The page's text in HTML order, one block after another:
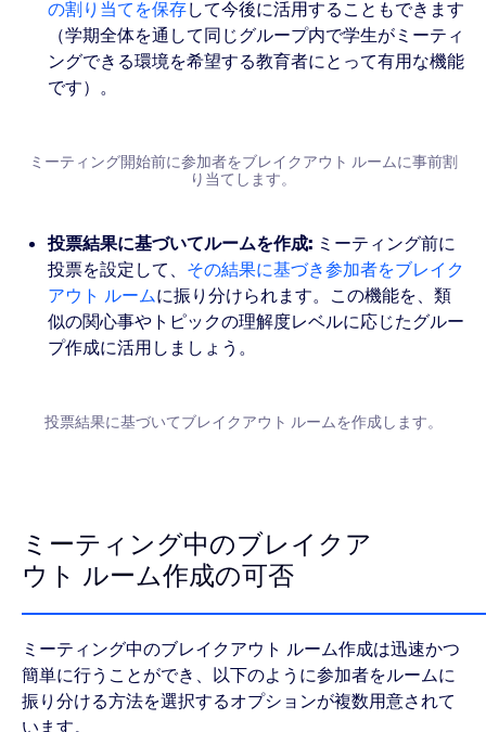
の割り当てを保存して今後に活用することもできます
（学期全体を通して同じグループ内で学生がミーティ
ングできる環境を希望する教育者にとって有用な機能
です）。
ミーティング開始前に参加者をブレイクアウト ルームに事前割
り当てします。
投票結果に基づいてルームを作成: ミーティング前に
投票を設定して、 その結果に基づき参加者をブレイク
アウト ルームに振り分けられます。この機能を、類
似の関心事やトピックの理解度レベルに応じたグルー
プ作成に活用しましょう。
投票結果に基づいてブレイクアウト ルームを作成します。
ミーティング中のブレイクア
ウト ルーム作成の可否
ミーティング中のブレイクアウト ルーム作成は迅速かつ
簡単に行うことができ、以下のように参加者をルームに
振り分ける方法を選択するオプションが複数用意されて
います。